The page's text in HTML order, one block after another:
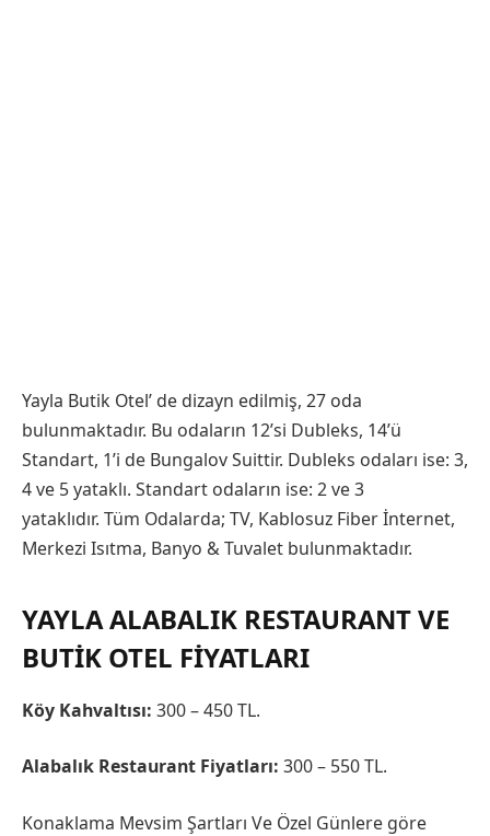
Yayla Butik Otel’ de dizayn edilmiş, 27 oda
bulunmaktadır. Bu odaların 12’si Dubleks, 14’ü
Standart, 1’i de Bungalov Suittir. Dubleks odaları ise: 3,
4 ve 5 yataklı. Standart odaların ise: 2 ve 3
yataklıdır. Tüm Odalarda; TV, Kablosuz Fiber İnternet,
Merkezi Isıtma, Banyo & Tuvalet bulunmaktadır.
YAYLA ALABALIK RESTAURANT VE
BUTIK OTEL FIYATLARI
Köy Kahvaltısı: 300 – 450 TL.
Alabalık Restaurant Fiyatları: 300 – 550 TL.
Konaklama Mevsim Şartları Ve Özel Günlere göre